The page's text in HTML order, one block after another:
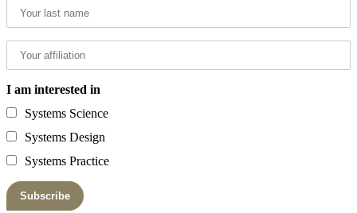
I am interested in
Systems Science
Systems Design
Systems Practice